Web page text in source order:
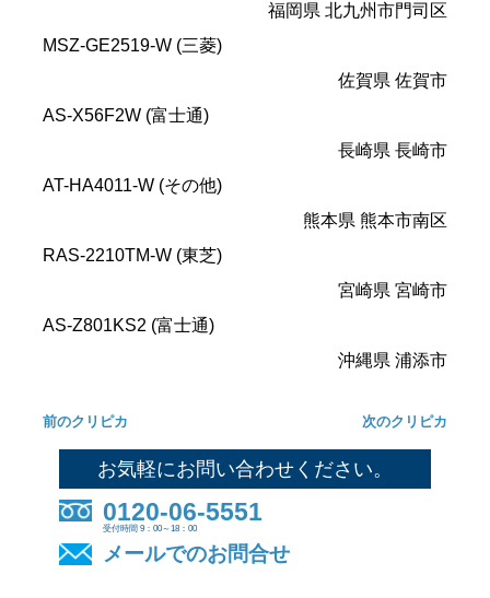
福岡県 北九州市門司区
MSZ-GE2519-W (三菱)
佐賀県 佐賀市
AS-X56F2W (富士通)
長崎県 長崎市
AT-HA4011-W (その他)
熊本県 熊本市南区
RAS-2210TM-W (東芝)
宮崎県 宮崎市
AS-Z801KS2 (富士通)
沖縄県 浦添市
次のクリピカ
前のクリピカ
お気軽にお問い合わせください。
0120-06-5551
受付時間 9：00～18：00
メールでのお問合せ